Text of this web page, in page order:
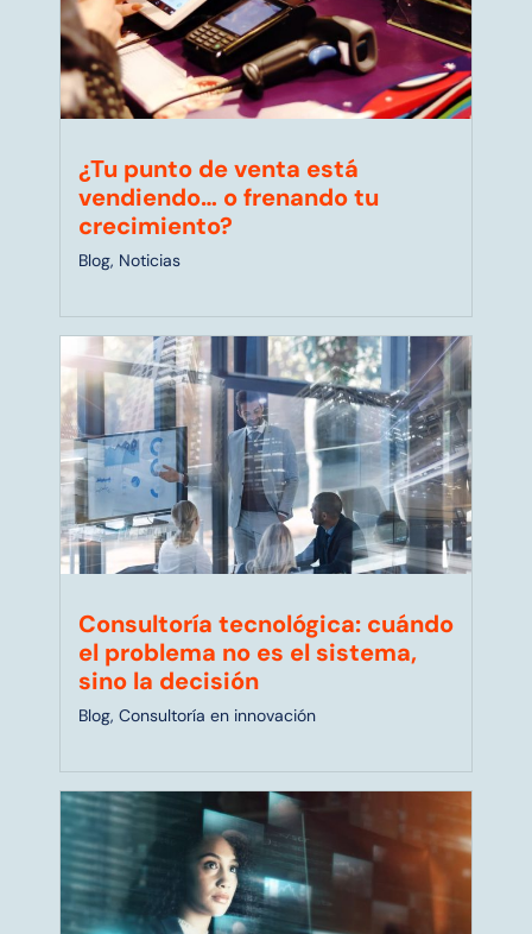
¿Tu punto de venta está
vendiendo… o frenando tu
crecimiento?
Blog, Noticias
Consultoría tecnológica: cuándo
el problema no es el sistema,
sino la decisión
Blog, Consultoría en innovación